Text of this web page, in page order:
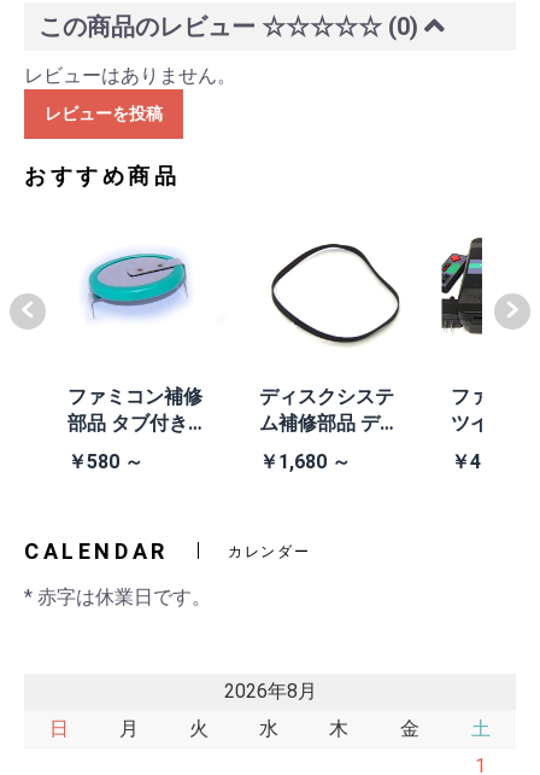
この商品のレビュー ☆☆☆☆☆ (0)
レビューはありません。
レビューを投稿
おすすめ商品
ファミコン補修
部品 タブ付きコ
イン電池(CR203
2)
￥580 ～
ディスクシステ
ム補修部品 ディ
スクシステム用
交換ベルト
￥1,680 ～
ファミコ
ツインフ
ン本体
黒・連射
￥41,980
CALENDAR カレンダー
* 赤字は休業日です。
2026年8月
日
月 火 水 木 金
土
1